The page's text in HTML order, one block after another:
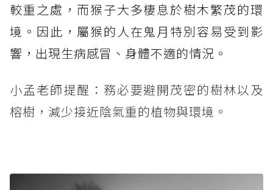
較重之處，而猴子大多棲息於樹木繁茂的環
境。因此，屬猴的人在鬼月特別容易受到影
響，出現生病感冒、身體不適的情況。
小孟老師提醒：務必要避開茂密的樹林以及
榕樹，減少接近陰氣重的植物與環境。